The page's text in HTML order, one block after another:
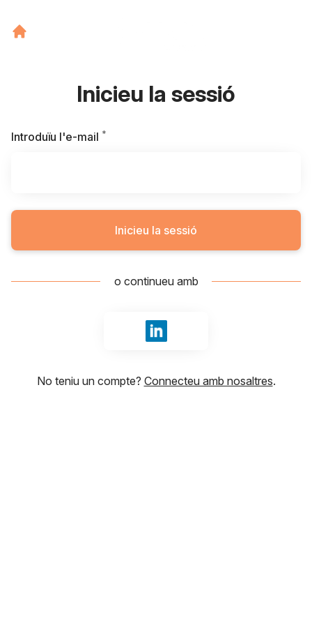
Inicieu la sessió
Introduïu l'e-mail *
Inicieu la sessió
o continueu amb
Iniciar sessió amb LinkedIn
No teniu un compte? Connecteu amb nosaltres.